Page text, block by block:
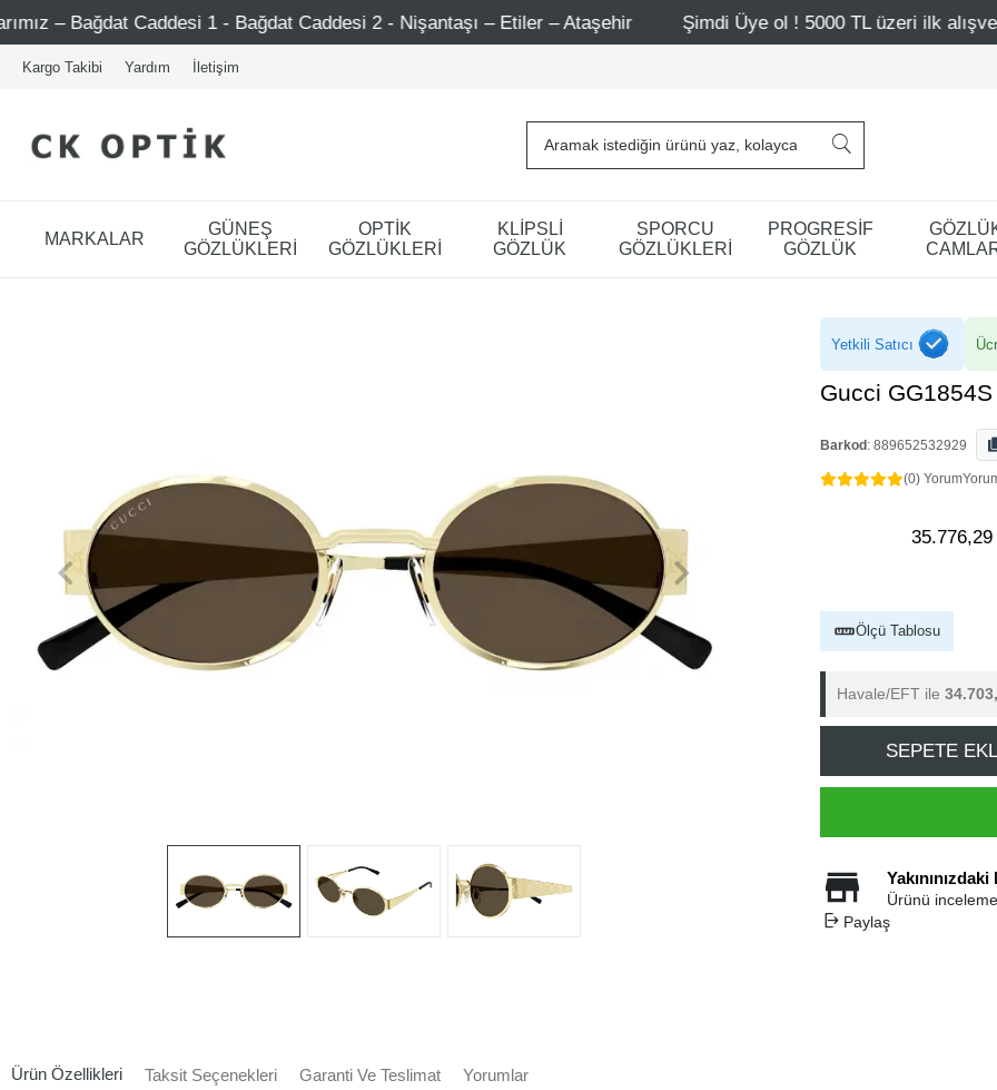
Caddesi 1 - Bağdat Caddesi 2 - Nişantaşı – Etiler – Ataşehir Şimdi Üye ol ! 5000 TL üzeri ilk alışverişinde 500
Kargo Takibi Yardım İletişim
MARKALAR
GÜNEŞ
GÖZLÜKLERİ
OPTİK
GÖZLÜKLERİ
KLİPSLİ
GÖZLÜK
SPORCU
GÖZLÜKLERİ
PROGRESİF
GÖZLÜK
Yetkili Satıcı
Gucci
Barkod : 889652532929
(0) Yorum
35.776,29
Ölçü Tablosu
Havale/EFT ile
SEPETE
Ürünü
Paylaş
Ürün Özellikleri Taksit Seçenekleri Garanti Ve Teslimat Yorumlar